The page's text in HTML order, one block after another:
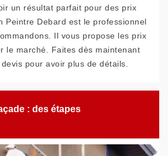
un résultat parfait pour des prix
Peintre Debard est le professionnel
Il vous propose les prix
le marché. Faites dès maintenant
pour avoir plus de détails.
: des étapes